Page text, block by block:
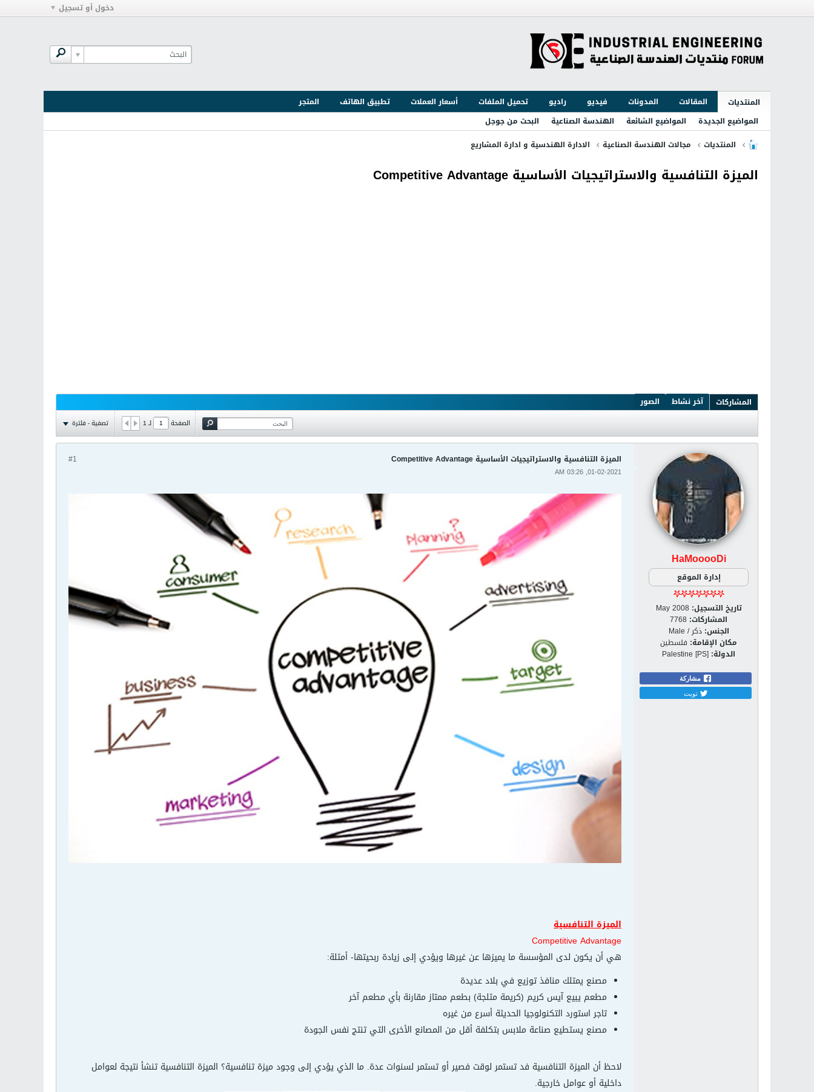
دخول أو تسجيل
المنتديات المقالات المدونات فيديو راديو تحميل الملفات أسعار العملات تطبيق الهاتف
المتجر
المواضيع الجديدة
المواضيع الشائعة الهندسة الصناعية
البحث من جوجل
المنتديات
مجالات الهندسة الصناعية الادارة الهندسية و ادارة المشاريع
الميزة التنافسية والاستراتيجيات الأساسية Competitive Advantage
المشاركات آخر نشاط الصور
الصفحة لـ1 تصفية - فلترة
HaMooooDi
إدارة الموقع
تاريخ التسجيل: May 2008
المشاركات: 7768
الجنس: ذكر / Male
مكان الإقامة: فلسطين
الدولة: Palestine [PS]
مشاركة
تويت
#1 الميزة التنافسية والاستراتيجيات الأساسية Competitive Advantage
01-02-2021, 03:26 AM
الميزة التنافسية
Competitive Advantage
هي أن يكون لدى المؤسسة ما يميزها عن غيرها ويؤدي إلى زيادة ربحيتها- أمثلة:
مصنع يمتلك منافذ توزيع في بلاد عديدة
مطعم يبيع آيس كريم (كريمة مثلجة) بطعم ممتاز مقارنة بأي مطعم آخر
تاجر استورد التكنولوجيا الحديثة أسرع من غيره
مصنع يستطيع صناعة ملابس بتكلفة أقل من المصانع الأخرى التي تنتج نفس الجودة
لاحظ أن الميزة التنافسية فد تستمر لوقت فصير أو تستمر لسنوات عدة. ما الذي يؤدي إلى وجود ميزة تنافسية؟ الميزة التنافسية تنشأ نتيجة لعوامل
داخلية أو عوامل خارجية.